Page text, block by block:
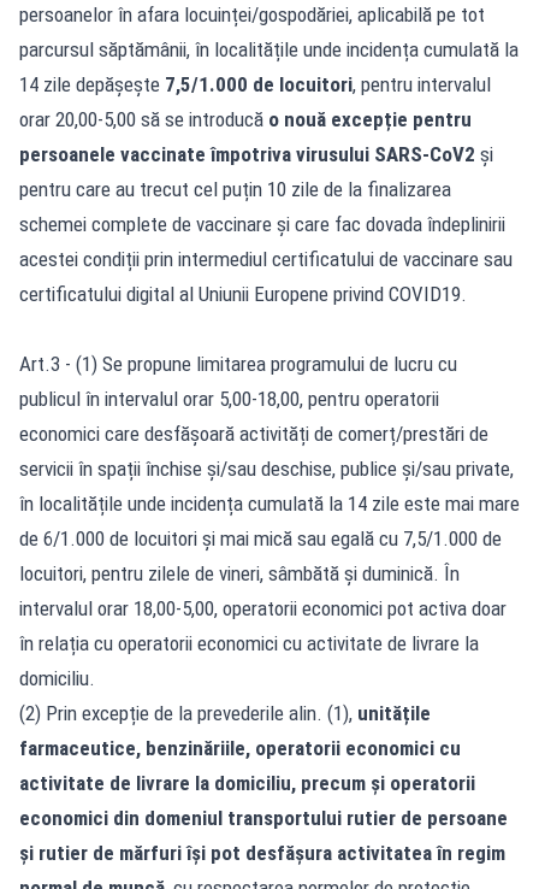
persoanelor în afara locuinței/gospodăriei, aplicabilă pe tot
parcursul săptămânii, în localitățile unde incidența cumulată la
14 zile depășește 7,5/1.000 de locuitori, pentru intervalul
orar 20,00-5,00 să se introducă o nouă excepție pentru
persoanele vaccinate împotriva virusului SARS-CoV2 și
pentru care au trecut cel puțin 10 zile de la finalizarea
schemei complete de vaccinare și care fac dovada îndeplinirii
acestei condiții prin intermediul certificatului de vaccinare sau
certificatului digital al Uniunii Europene privind COVID19.
Art.3 - (1) Se propune limitarea programului de lucru cu
publicul în intervalul orar 5,00-18,00, pentru operatorii
economici care desfășoară activități de comerț/prestări de
servicii în spații închise și/sau deschise, publice și/sau private,
în localitățile unde incidența cumulată la 14 zile este mai mare
de 6/1.000 de locuitori și mai mică sau egală cu 7,5/1.000 de
locuitori, pentru zilele de vineri, sâmbătă și duminică. În
intervalul orar 18,00-5,00, operatorii economici pot activa doar
în relația cu operatorii economici cu activitate de livrare la
domiciliu.
(2) Prin excepție de la prevederile alin. (1), unitățile
farmaceutice, benzinăriile, operatorii economici cu
activitate de livrare la domiciliu, precum și operatorii
economici din domeniul transportului rutier de persoane
și rutier de mărfuri își pot desfășura activitatea în regim